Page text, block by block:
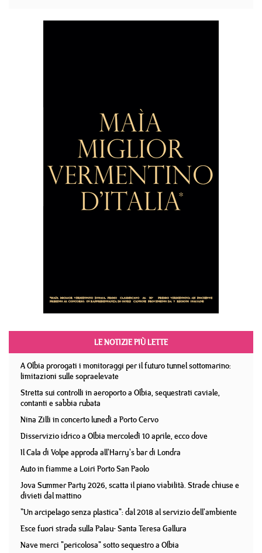
LE NOTIZIE PIÙ LETTE
A Olbia prorogati i monitoraggi per il futuro tunnel sottomarino:
limitazioni sulle sopraelevate
Stretta sui controlli in aeroporto a Olbia, sequestrati caviale,
contanti e sabbia rubata
Nina Zilli in concerto lunedì a Porto Cervo
Disservizio idrico a Olbia mercoledì 10 aprile, ecco dove
Il Cala di Volpe approda all'Harry's bar di Londra
Auto in fiamme a Loiri Porto San Paolo
Jova Summer Party 2026, scatta il piano viabilità. Strade chiuse e
divieti dal mattino
"Un arcipelago senza plastica": dal 2018 al servizio dell'ambiente
Esce fuori strada sulla Palau- Santa Teresa Gallura
Nave merci "pericolosa" sotto sequestro a Olbia